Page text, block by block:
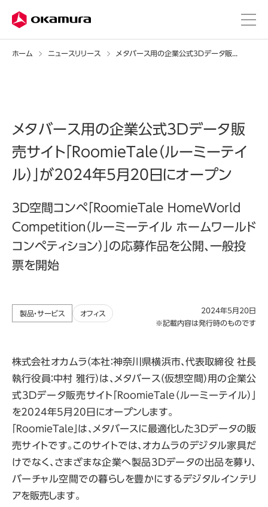
ホーム ニュースリリース
メタバース用の企業公式3Dデータ販
売サイト「RoomieTale（ルーミーテイ
ル）」が2024年5月20日にオープン
3D空間コンペ「RoomieTale HomeWorld
Competition（ルーミーテイル ホームワールド
コンペティション）」の応募作品を公開、一般投
票を開始
製品・サービス オフィス
2024年5月20日
※記載内容は発行時のものです
株式会社オカムラ（本社：神奈川県横浜市、代表取締役 社長
執行役員：中村 雅行）は、メタバース（仮想空間）用の企業公
式3Dデータ販売サイト「RoomieTale（ルーミーテイル）」
を2024年5月20日にオープンします。
「RoomieTale」は、メタバースに最適化した3Dデータの販
売サイトです。このサイトでは、オカムラのデジタル家具だ
けでなく、さまざまな企業へ製品3Dデータの出品を募り、
バーチャル空間での暮らしを豊かにするデジタルインテリ
アを販売します。